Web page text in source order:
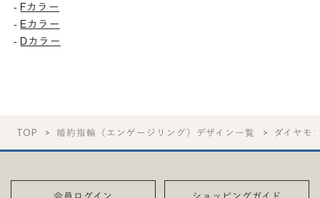
- Fカラー
- Eカラー
- Dカラー
TOP 婚約指輪（エンゲージリング）デザイン一覧 ダイヤモ